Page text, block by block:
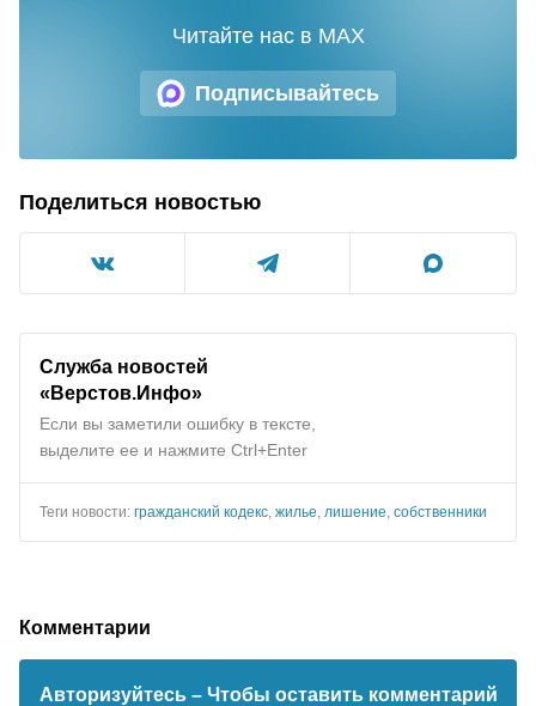
Подписывайтесь
Читайте нас в MAX
Поделиться новостью
Служба новостей
«Верстов.Инфо»
Если вы заметили ошибку в тексте,
выделите ее и нажмите Ctrl+Enter
Теги новости: гражданский кодекс, жилье, лишение, собственники
Комментарии
Авторизуйтесь – Чтобы оставить комментарий